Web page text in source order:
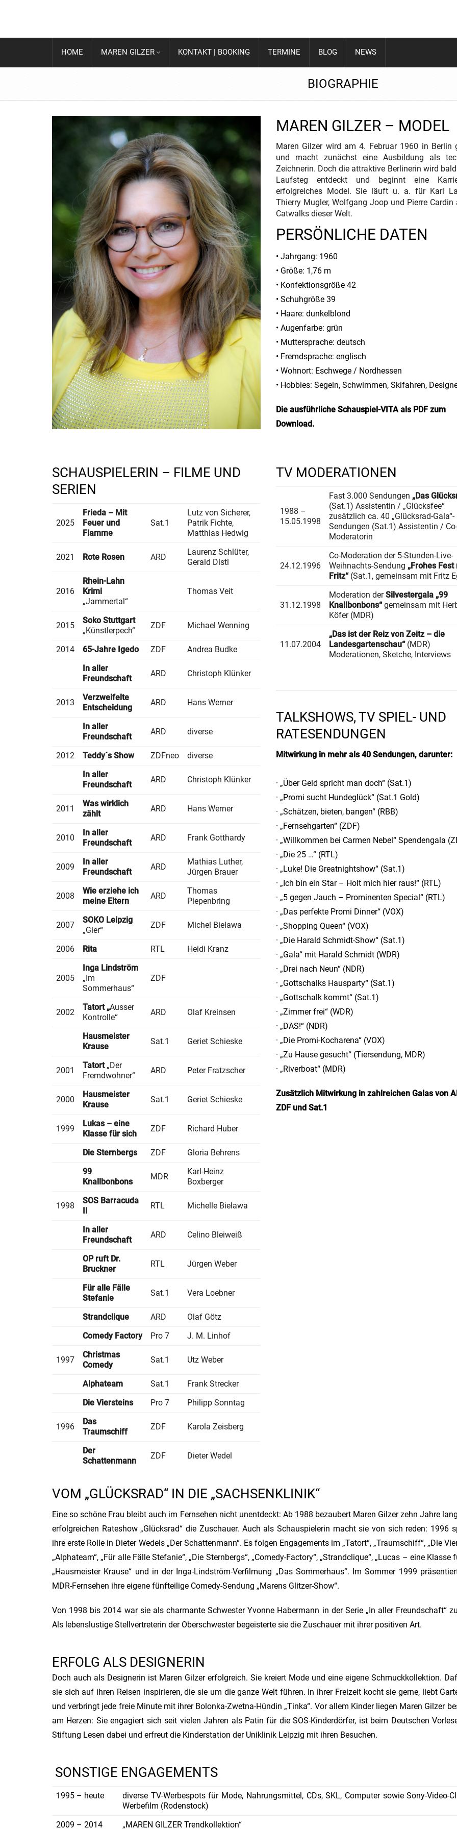
HOME MAREN GILZER KONTAKT | BOOKING TERMINE BLOG NEWS
BIOGRAPHIE
MAREN GILZER – MODEL
Maren Gilzer wird am 4. Februar 1960 in Berlin
und macht zunächst eine Ausbildung als
Zeichnerin. Doch die attraktive Berlinerin wird
Laufsteg entdeckt und beginnt eine
erfolgreiches Model. Sie läuft u. a. für Karl
Thierry Mugler, Wolfgang Joop und Pierre Cardin
Catwalks dieser Welt.
PERSÖNLICHE DATEN
• Jahrgang: 1960
• Größe: 1,76 m
• Konfektionsgröße 42
• Schuhgröße 39
• Haare: dunkelblond
• Augenfarbe: grün
• Muttersprache: deutsch
• Fremdsprache: englisch
• Wohnort: Eschwege / Nordhessen
• Hobbies: Segeln, Schwimmen, Skifahren,
Die ausführliche Schauspiel-VITA als PDF zum
Download.
SCHAUSPIELERIN – FILME UND
SERIEN
2025
Frieda – Mit
Feuer und
Flamme
Sat.1
Lutz von Sicherer,
Patrik Fichte,
Matthias Hedwig
2021 Rote Rosen ARD
Laurenz Schlüter,
Gerald Distl
2016
Rhein-Lahn
Krimi
„Jammertal“
Thomas Veit
2015
Soko Stuttgart
„Künstlerpech“
ZDF Michael Wenning
2014 65-Jahre Igedo ZDF
Andrea Budke
In aller
Freundschaft
ARD Christoph Klünker
2013
Verzweifelte
Entscheidung
ARD Hans Werner
In aller
Freundschaft
ARD diverse
2012 Teddy´s Show ZDFneo
diverse
In aller
Freundschaft
ARD Christoph Klünker
2011
Was wirklich
zählt
ARD Hans Werner
2010
In aller
Freundschaft
ARD Frank Gotthardy
2009
In aller
Freundschaft
ARD
Mathias Luther,
Jürgen Brauer
2008
Wie erziehe ich
meine Eltern
ARD
Thomas
Piepenbring
2007
SOKO Leipzig
„Gier“
ZDF Michel Bielawa
2006 Rita RTL Heidi Kranz
2005
Inga Lindström
„Im
Sommerhaus“
ZDF
2002
Tatort „Ausser
Kontrolle“
ARD Olaf Kreinsen
Hausmeister
Krause
Sat.1 Geriet Schieske
2001
Tatort „Der
Fremdwohner“
ARD Peter Fratzscher
2000
Hausmeister
Krause
Sat.1 Geriet Schieske
1999
Lukas – eine
Klasse für sich
ZDF Richard Huber
Die Sternbergs ZDF
Gloria Behrens
99
Knallbonbons
MDR
Karl-Heinz
Boxberger
1998
SOS Barracuda
II
RTL Michelle Bielawa
In aller
Freundschaft
ARD Celino Bleiweiß
OP ruft Dr.
Bruckner
RTL Jürgen Weber
Für alle Fälle
Stefanie
Sat.1 Vera Loebner
Strandclique ARD
Olaf Götz
Comedy Factory
Pro 7 J. M. Linhof
1997
Christmas
Comedy
Sat.1 Utz Weber
Alphateam Sat.1
Frank Strecker
Die Viersteins
Pro 7 Philipp Sonntag
1996
Das
Traumschiff
ZDF Karola Zeisberg
Der
Schattenmann
ZDF Dieter Wedel
TV MODERATIONEN
1988 –
15.05.1998
Fast 3.000 Sendungen „Das
(Sat.1) Assistentin / „Glücksfee“
zusätzlich ca. 40 „Glücksrad-Gala“-
Sendungen (Sat.1) Assistentin / Co-
Moderatorin
24.12.1996
Co-Moderation der 5-Stunden-Live-
Weihnachts-Sendung „Frohes Fest
Fritz“(Sat.1, gemeinsam mit Fritz
31.12.1998
Moderation derSilvestergala „99
Knallbonbons“gemeinsam mit
Köfer (MDR)
11.07.2004
„Das ist der Reiz von Zeitz – die
Landesgartenschau“(MDR)
Moderationen, Sketche, Interviews
TALKSHOWS, TV SPIEL- UND
RATESENDUNGEN
Mitwirkung in mehr als 40 Sendungen, darunter:
· „Über Geld spricht man doch“ (Sat.1)
· „Promi sucht Hundeglück“ (Sat.1 Gold)
· „Schätzen, bieten, bangen“ (RBB)
· „Fernsehgarten“ (ZDF)
· „Willkommen bei Carmen Nebel“ Spendengala
· „Die 25 …“ (RTL)
· „Luke! Die Greatnightshow“ (Sat.1)
· „Ich bin ein Star – Holt mich hier raus!“ (RTL)
· „5 gegen Jauch – Prominenten Special“ (RTL)
· „Das perfekte Promi Dinner“ (VOX)
· „Shopping Queen“ (VOX)
· „Die Harald Schmidt-Show“ (Sat.1)
· „Gala“ mit Harald Schmidt (WDR)
· „Drei nach Neun“ (NDR)
· „Gottschalks Hausparty“ (Sat.1)
· „Gottschalk kommt“ (Sat.1)
· „Zimmer frei“ (WDR)
· „DAS!“ (NDR)
· „Die Promi-Kocharena“ (VOX)
· „Zu Hause gesucht“ (Tiersendung, MDR)
· „Riverboat“ (MDR)
Zusätzlich Mitwirkung in zahlreichen Galas von
ZDF und Sat.1
VOM „GLÜCKSRAD“ IN DIE „SACHSENKLINIK“
Eine so schöne Frau bleibt auch im Fernsehen nicht unentdeckt: Ab 1988 bezaubert Maren Gilzer zehn Jahre
erfolgreichen Rateshow „Glücksrad“ die Zuschauer. Auch als Schauspielerin macht sie von sich reden: 1996
ihre erste Rolle in Dieter Wedels „Der Schattenmann“. Es folgen Engagements im „Tatort“, „Traumschiff“, „Die
„Alphateam“, „Für alle Fälle Stefanie“, „Die Sternbergs“, „Comedy-Factory“, „Strandclique“, „Lucas – eine Klasse
„Hausmeister Krause“ und in der Inga-Lindström-Verfilmung „Das Sommerhaus“. Im Sommer 1999
MDR-Fernsehen ihre eigene fünfteilige Comedy-Sendung „Marens Glitzer-Show“.
Von 1998 bis 2014 war sie als charmante Schwester Yvonne Habermann in der Serie „In aller Freundschaft“
Als lebenslustige Stellvertreterin der Oberschwester begeisterte sie die Zuschauer mit ihrer positiven Art.
ERFOLG ALS DESIGNERIN
Doch auch als Designerin ist Maren Gilzer erfolgreich. Sie kreiert Mode und eine eigene Schmuckkollektion.
sie sich auf ihren Reisen inspirieren, die sie um die ganze Welt führen. In ihrer Freizeit kocht sie gerne, liebt
und verbringt jede freie Minute mit ihrer Bolonka-Zwetna-Hündin „Tinka“. Vor allem Kinder liegen Maren Gilzer
am Herzen: Sie engagiert sich seit vielen Jahren als Patin für die SOS-Kinderdörfer, ist beim Deutschen
Stiftung Lesen dabei und erfreut die Kinderstation der Uniklinik Leipzig mit ihren Besuchen.
SONSTIGE ENGAGEMENTS
1995 – heute
diverse TV-Werbespots für Mode, Nahrungsmittel, CDs, SKL, Computer sowie Sony-Video-
Werbefilm (Rodenstock)
2009 – 2014
„MAREN GILZER Trendkollektion“